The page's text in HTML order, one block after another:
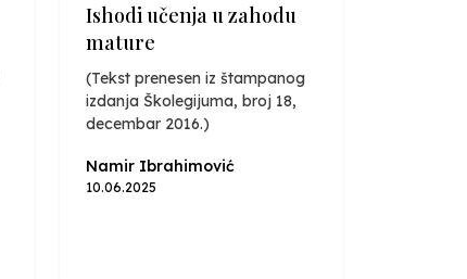
Ishodi učenja u zahodu
mature
(Tekst prenesen iz štampanog
izdanja Školegijuma, broj 18,
decembar 2016.)
Namir Ibrahimović
10.06.2025